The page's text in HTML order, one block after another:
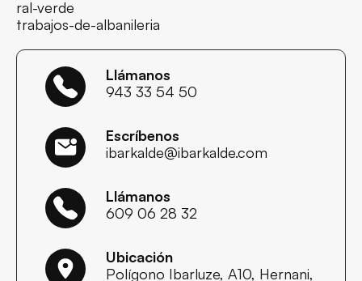
ral-verde
trabajos-de-albanileria
Llámanos
943 33 54 50
Escríbenos
ibarkalde@ibarkalde.com
Llámanos
609 06 28 32
Ubicación
Polígono Ibarluze, A10, Hernani,